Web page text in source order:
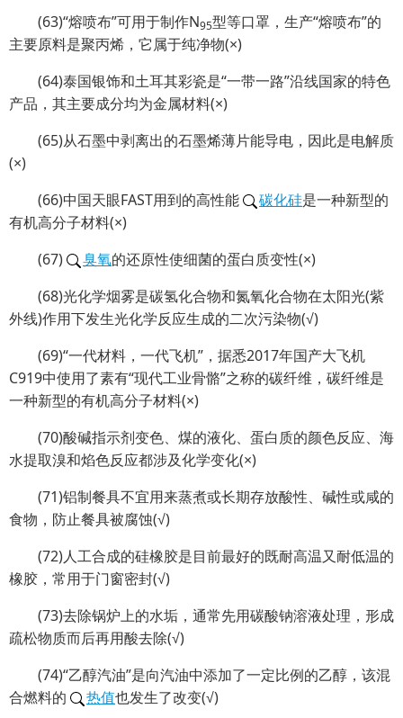
(63)“熔喷布”可用于制作N95型等口罩，生产“熔喷布”的
主要原料是聚丙烯，它属于纯净物(×)
(64)泰国银饰和土耳其彩瓷是“一带一路”沿线国家的特色
产品，其主要成分均为金属材料(×)
(65)从石墨中剥离出的石墨烯薄片能导电，因此是电解质
(×)
(66)中国天眼FAST用到的高性能
碳化硅是一种新型的
有机高分子材料(×)
(67)
臭氧的还原性使细菌的蛋白质变性(×)
(68)光化学烟雾是碳氢化合物和氮氧化合物在太阳光(紫
外线)作用下发生光化学反应生成的二次污染物(√)
(69)“一代材料，一代飞机”，据悉2017年国产大飞机
C919中使用了素有“现代工业骨骼”之称的碳纤维，碳纤维是
一种新型的有机高分子材料(×)
(70)酸碱指示剂变色、煤的液化、蛋白质的颜色反应、海
水提取溴和焰色反应都涉及化学变化(×)
(71)铝制餐具不宜用来蒸煮或长期存放酸性、碱性或咸的
食物，防止餐具被腐蚀(√)
(72)人工合成的硅橡胶是目前最好的既耐高温又耐低温的
橡胶，常用于门窗密封(√)
(73)去除锅炉上的水垢，通常先用碳酸钠溶液处理，形成
疏松物质而后再用酸去除(√)
(74)“乙醇汽油”是向汽油中添加了一定比例的乙醇，该混
合燃料的
热值也发生了改变(√)